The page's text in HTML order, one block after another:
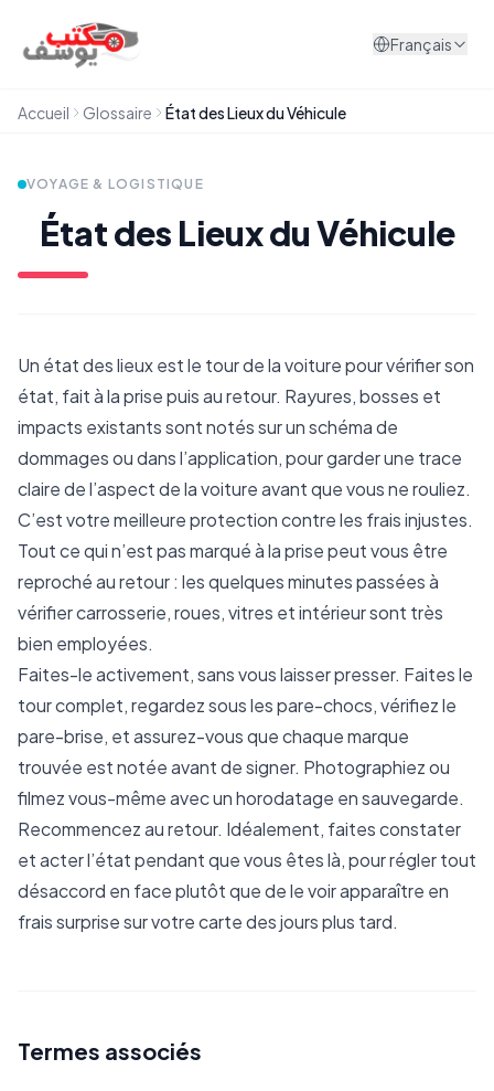
Français
Accueil Glossaire État des Lieux du Véhicule
VOYAGE & LOGISTIQUE
État des Lieux du Véhicule
Un état des lieux est le tour de la voiture pour vérifier son
état, fait à la prise puis au retour. Rayures, bosses et
impacts existants sont notés sur un schéma de
dommages ou dans l’application, pour garder une trace
claire de l’aspect de la voiture avant que vous ne rouliez.
C’est votre meilleure protection contre les frais injustes.
Tout ce qui n’est pas marqué à la prise peut vous être
reproché au retour : les quelques minutes passées à
vérifier carrosserie, roues, vitres et intérieur sont très
bien employées.
Faites-le activement, sans vous laisser presser. Faites le
tour complet, regardez sous les pare-chocs, vérifiez le
pare-brise, et assurez-vous que chaque marque
trouvée est notée avant de signer. Photographiez ou
filmez vous-même avec un horodatage en sauvegarde.
Recommencez au retour. Idéalement, faites constater
et acter l’état pendant que vous êtes là, pour régler tout
désaccord en face plutôt que de le voir apparaître en
frais surprise sur votre carte des jours plus tard.
Termes associés